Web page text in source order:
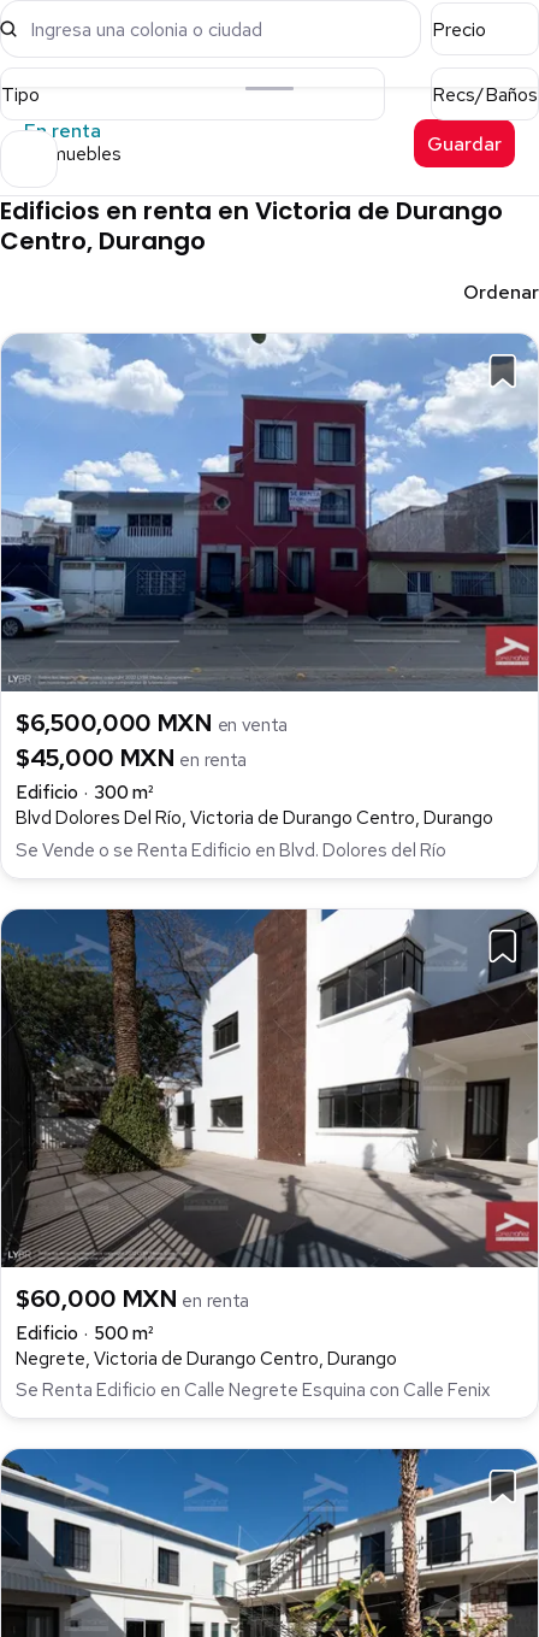
Ingresa una colonia o ciudad Precio
Tipo
Recs/Baños
En renta
11 inmuebles Guardar
Edificios en renta en Victoria de Durango
Centro, Durango
Ordenar
$6,500,000 MXN en venta
$45,000 MXN en renta
Edificio
300 m²
Blvd Dolores Del Río, Victoria de Durango Centro, Durango
Se Vende o se Renta Edificio en Blvd. Dolores del Río
$60,000 MXN en renta
Edificio
500 m²
Negrete, Victoria de Durango Centro, Durango
Se Renta Edificio en Calle Negrete Esquina con Calle Fenix